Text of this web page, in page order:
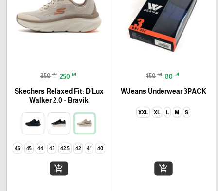
150 ₪ 80 ₪
WJeans Underwear 3PACK
S
M
L
XL
XXL
add_shopping_cart
350 ₪ 250 ₪
Skechers Relaxed Fit: D'Lux
Walker 2.0 - Bravik
40
41
42
42.5
43
44
45
46
add_shopping_cart